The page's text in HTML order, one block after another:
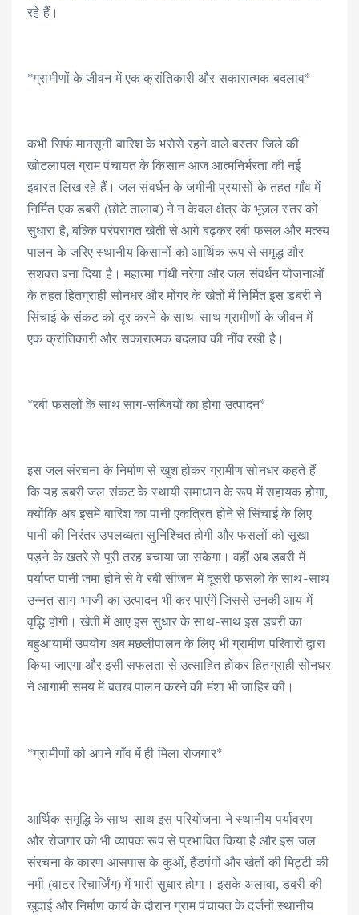
रहे हैं।
*ग्रामीणों के जीवन में एक क्रांतिकारी और सकारात्मक बदलाव*
कभी सिर्फ मानसूनी बारिश के भरोसे रहने वाले बस्तर जिले की
खोटलापल ग्राम पंचायत के किसान आज आत्मनिर्भरता की नई
इबारत लिख रहे हैं। जल संवर्धन के जमीनी प्रयासों के तहत गाँव में
निर्मित एक डबरी (छोटे तालाब) ने न केवल क्षेत्र के भूजल स्तर को
सुधारा है, बल्कि परंपरागत खेती से आगे बढ़कर रबी फसल और मत्स्य
पालन के जरिए स्थानीय किसानों को आर्थिक रूप से समृद्ध और
सशक्त बना दिया है। महात्मा गांधी नरेगा और जल संवर्धन योजनाओं
के तहत हितग्राही सोनधर और मोंगर के खेतों में निर्मित इस डबरी ने
सिंचाई के संकट को दूर करने के साथ-साथ ग्रामीणों के जीवन में
एक क्रांतिकारी और सकारात्मक बदलाव की नींव रखी है।
*रबी फसलों के साथ साग-सब्जियों का होगा उत्पादन*
इस जल संरचना के निर्माण से खुश होकर ग्रामीण सोनधर कहते हैं
कि यह डबरी जल संकट के स्थायी समाधान के रूप में सहायक होगा,
क्योंकि अब इसमें बारिश का पानी एकत्रित होने से सिंचाई के लिए
पानी की निरंतर उपलब्धता सुनिश्चित होगी और फसलों को सूखा
पड़ने के खतरे से पूरी तरह बचाया जा सकेगा। वहीं अब डबरी में
पर्याप्त पानी जमा होने से वे रबी सीजन में दूसरी फसलों के साथ-साथ
उन्नत साग-भाजी का उत्पादन भी कर पाएंगें जिससे उनकी आय में
वृद्धि होगी। खेती में आए इस सुधार के साथ-साथ इस डबरी का
बहुआयामी उपयोग अब मछलीपालन के लिए भी ग्रामीण परिवारों द्वारा
किया जाएगा और इसी सफलता से उत्साहित होकर हितग्राही सोनधर
ने आगामी समय में बतख पालन करने की मंशा भी जाहिर की।
*ग्रामीणों को अपने गाँव में ही मिला रोजगार*
आर्थिक समृद्धि के साथ-साथ इस परियोजना ने स्थानीय पर्यावरण
और रोजगार को भी व्यापक रूप से प्रभावित किया है और इस जल
संरचना के कारण आसपास के कुओं, हैंडपंपों और खेतों की मिट्टी की
नमी (वाटर रिचार्जिंग) में भारी सुधार होगा। इसके अलावा, डबरी की
खुदाई और निर्माण कार्य के दौरान ग्राम पंचायत के दर्जनों स्थानीय